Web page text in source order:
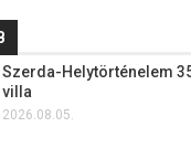
Szerda-Helytörténelem
villa
2026.08.05.